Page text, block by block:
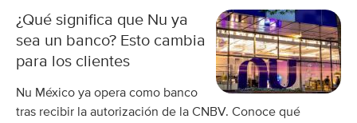
¿Qué significa que Nu ya
sea un banco? Esto cambia
para los clientes
Nu México ya opera como banco
tras recibir la autorización de la CNBV. Conoce qué